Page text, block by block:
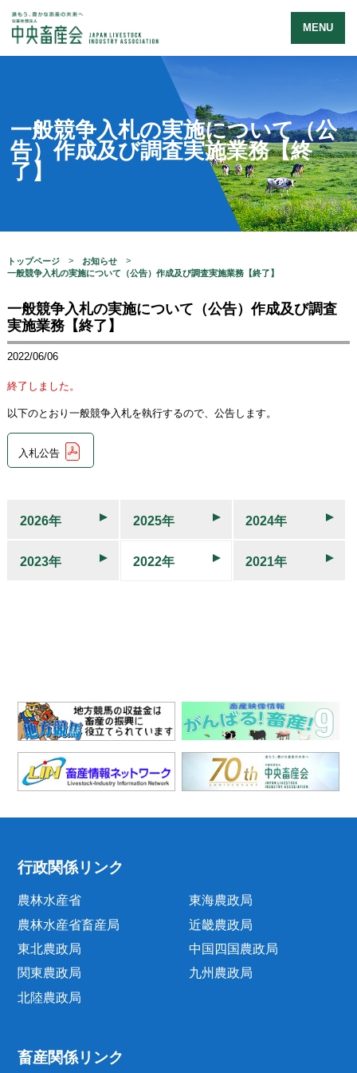
MENU
一般競争入札の実施について（公
告）作成及び調査実施業務【終
了】
トップページ
お知らせ
一般競争入札の実施について（公告）作成及び調査実施業務【終了】
一般競争入札の実施について（公告）作成及び調査
実施業務【終了】
2022/06/06
終了しました。
以下のとおり一般競争入札を執行するので、公告します。
入札公告
2026年 2025年 2024年
2023年 2022年 2021年
行政関係リンク
農林水産省
農林水産省畜産局
東北農政局
関東農政局
北陸農政局
東海農政局
近畿農政局
中国四国農政局
九州農政局
畜産関係リンク